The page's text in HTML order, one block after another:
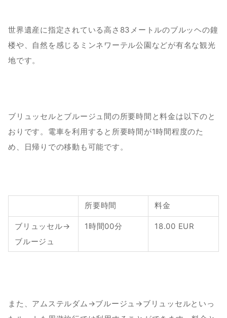
世界遺産に指定されている高さ83メートルのブルッヘの鐘
楼や、自然を感じるミンネワーテル公園などが有名な観光
地です。
ブリュッセルとブルージュ間の所要時間と料金は以下のと
おりです。電車を利用すると所要時間が1時間程度のた
め、日帰りでの移動も可能です。
所要時間 料金
ブリュッセル→
ブルージュ
1時間00分 18.00 EUR
また、アムステルダム→ブルージュ→ブリュッセルといっ